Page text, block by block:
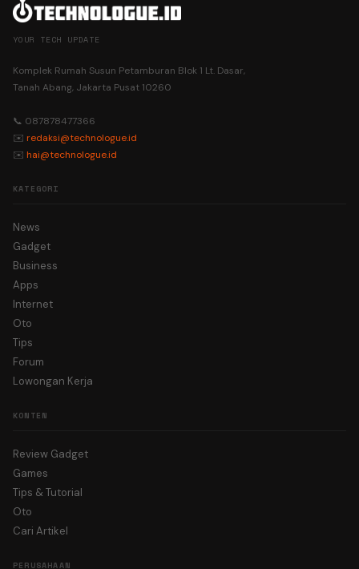
YOUR TECH UPDATE
Komplek Rumah Susun Petamburan Blok 1 Lt. Dasar,
Tanah Abang, Jakarta Pusat 10260
📞 087878477366
✉️ redaksi@technologue.id
✉️ hai@technologue.id
KATEGORI
News
Gadget
Business
Apps
Internet
Oto
Tips
Forum
Lowongan Kerja
KONTEN
Review Gadget
Games
Tips & Tutorial
Oto
Cari Artikel
PERUSAHAAN